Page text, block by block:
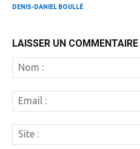
DENIS-DANIEL BOULLÉ
LAISSER UN COMMENTAIRE